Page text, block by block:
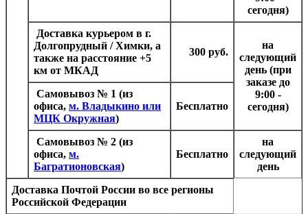
сегодня)
Доставка курьером в г.
Долгопрудный / Химки, а
также на расстояние +5
км от МКАД
300 руб.
на
следующий
день (при
заказе до
9:00 -
сегодня)
Самовывоз № 1 (из
офиса, м. Владыкино или
МЦК Окружная)
Бесплатно
Самовывоз № 2 (из
офиса, м.
Багратионовская)
Бесплатно
на
следующий
день
Доставка Почтой России во все регионы
Российской Федерации